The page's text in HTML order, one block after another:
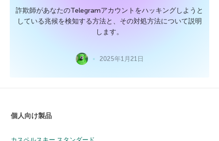
詐欺師があなたのTelegramアカウントをハッキングしようと
している兆候を検知する方法と、その対処方法について説明
します。
2025年1月21日
個人向け製品